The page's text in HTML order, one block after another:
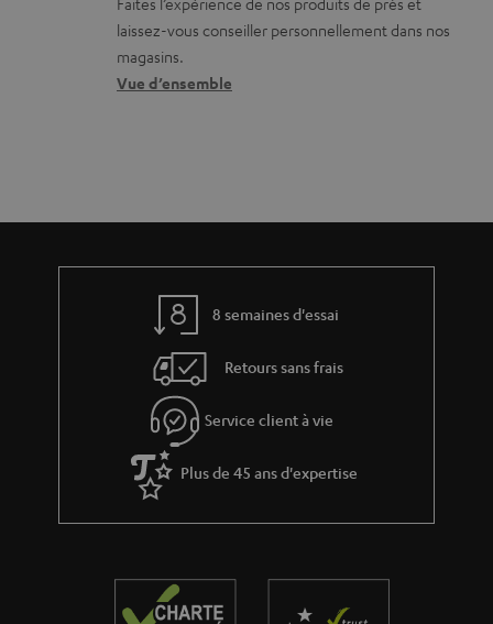
a
r
g
l
n
s
r
v
a
n
c
o
n
laissez-vous conseiller personnellement dans nos
magasins.
Vue d’ensemble
8 semaines d'essai
Retours sans frais
Service client à vie
Plus de 45 ans d'expertise